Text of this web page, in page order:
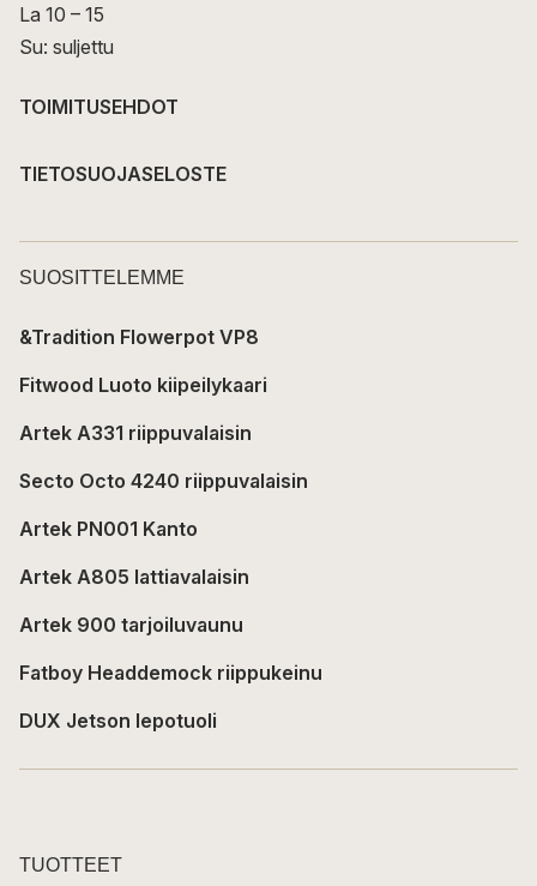
La 10 – 15
Su: suljettu
TOIMITUSEHDOT
TIETOSUOJASELOSTE
SUOSITTELEMME
&Tradition Flowerpot VP8
Fitwood Luoto kiipeilykaari
Artek A331 riippuvalaisin
Secto Octo 4240 riippuvalaisin
Artek PN001 Kanto
Artek A805 lattiavalaisin
Artek 900 tarjoiluvaunu
Fatboy Headdemock riippukeinu
DUX Jetson lepotuoli
TUOTTEET